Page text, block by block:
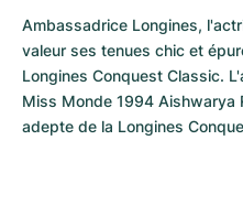
Ambassadrice Longines,
valeur ses tenues chic et
Longines Conquest Classic.
Miss Monde 1994 Aishwarya
adepte de la Longines